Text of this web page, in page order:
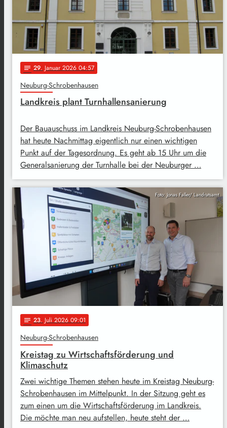
notes 29. Januar 2026 04:57
Neuburg-Schrobenhausen
Landkreis plant Turnhallensanierung
Der Bauauschuss im Landkreis Neuburg-Schrobenhausen
hat heute Nachmittag eigentlich nur einen wichtigen
Punkt auf der Tagesordnung. Es geht ab 15 Uhr um die
Generalsanierung der Turnhalle bei der Neuburger …
Foto: Jonas Faller/ Landratsamt
notes 23. Juli 2026 09:01
Neuburg-Schrobenhausen
Kreistag zu Wirtschaftsförderung und
Klimaschutz
Zwei wichtige Themen stehen heute im Kreistag Neuburg-
Schrobenhausen im Mittelpunkt. In der Sitzung geht es
zum einen um die Wirtschaftsförderung im Landkreis.
Die möchte man neu aufstellen, heute steht der …